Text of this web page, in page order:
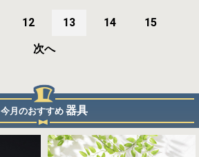
12 13 14
15
次へ
今月のおすすめ 器具